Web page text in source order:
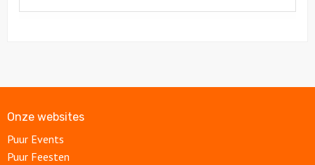
Onze websites
Puur Events
Puur Feesten